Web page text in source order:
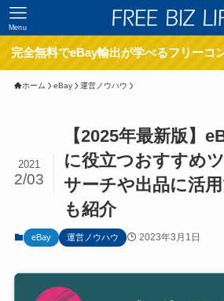
Menu
完全無料でeBay輸出が学べるフリーコ
ホーム eBay 運営ノウハウ
【2025年最新版】
に役立つおすすめ
サーチや出品に活
も紹介
2021
2/03
eBay 運営ノウハウ 2023年3月1日